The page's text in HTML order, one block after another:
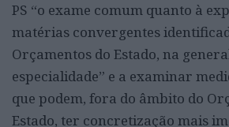
PS “o exame comum quanto à
matérias convergentes
Orçamentos do Estado, na
especialidade” e a examinar
que podem, fora do âmbito do
Estado, ter concretização mais